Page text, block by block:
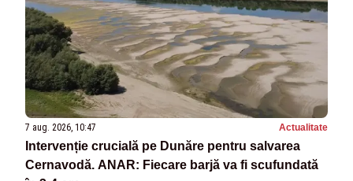
7 aug. 2026, 10:47 Actualitate
Intervenție crucială pe Dunăre pentru salvarea
Cernavodă. ANAR: Fiecare barjă va fi scufundată